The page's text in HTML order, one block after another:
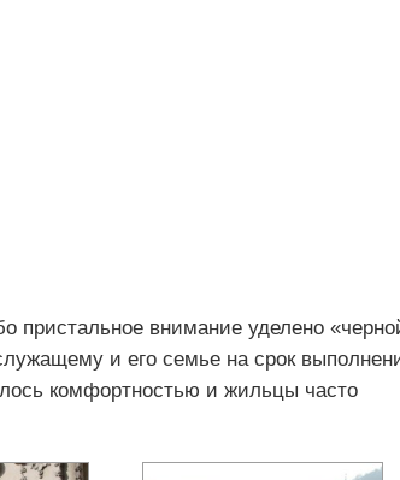
пристальное внимание уделено
и его семье на срок
комфортностью и жильцы часто